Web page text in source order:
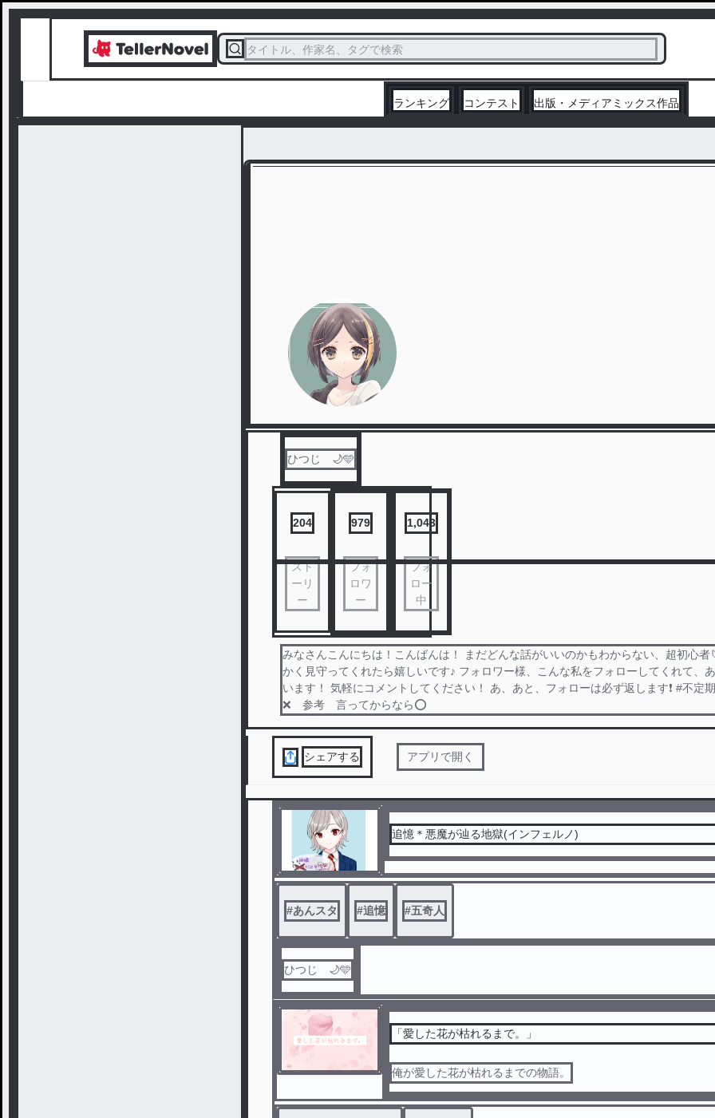
タイトル、作家名、タグで検索
ランキング コンテスト 出版・メディアミックス作品
ひつじ 🌙🩵
204
スト
ーリ
ー
979
フォ
ロワ
ー
1,043
フォ
ロー
中
みなさんこんにちは！こんばんは！ まだどんな話がいいのかもわからない、超初心者
かく見守ってくれたら嬉しいです♪ フォロワー様、こんな私をフォローしてくれて、
います！ 気軽にコメントしてください！ あ、あと、フォローは必ず返します❗️ #不定
❌ 参考 言ってからなら⭕️
シェアする アプリで開く
追憶＊悪魔が辿る地獄(インフェルノ)
#あんスタ #追憶 #五奇人
ひつじ 🌙🩵
「愛した花が枯れるまで。」
俺が愛した花が枯れるまでの物語。